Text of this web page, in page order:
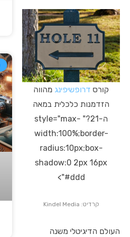
קורס דרופשיפינג מהווה
הזדמנות כלכלית במאה
ה-21?" style="max-
width:100%;border-
radius:10px;box-
shadow:0 2px 16px
#ddd">
קרדיט: Kindel Media
העולם הדיגיטלי משנה